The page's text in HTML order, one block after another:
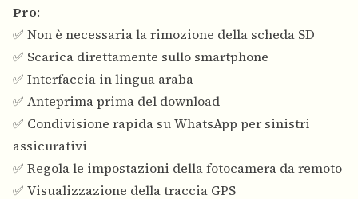
Pro:
✅ Non è necessaria la rimozione della scheda SD
✅ Scarica direttamente sullo smartphone
✅ Interfaccia in lingua araba
✅ Anteprima prima del download
✅ Condivisione rapida su WhatsApp per sinistri
assicurativi
✅ Regola le impostazioni della fotocamera da remoto
✅ Visualizzazione della traccia GPS